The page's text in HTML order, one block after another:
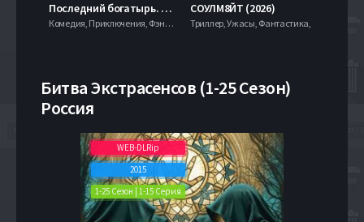
Последний богатырь. Колобок (2026)
Комедия, Приключения, Фэнтези,
СОУЛМ8ЙТ (2026)
Триллер, Ужасы, Фантастика,
Битва Экстрасенсов (1-25 Сезон)
Россия
WEB-DLRip
2015
1-25 Сезон | 1-15 Серия